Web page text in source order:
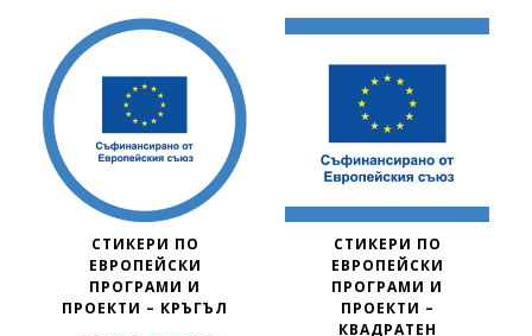
СТИКЕРИ ПО
ЕВРОПЕЙСКИ
ПРОГРАМИ И
ПРОЕКТИ – КРЪГЪЛ
СТИКЕРИ ПО
ЕВРОПЕЙСКИ
ПРОГРАМИ И
ПРОЕКТИ –
КВАДРАТЕН